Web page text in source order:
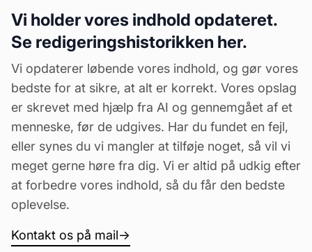
Vi holder vores indhold opdateret.
Se redigeringshistorikken her.
Vi opdaterer løbende vores indhold, og gør vores
bedste for at sikre, at alt er korrekt. Vores opslag
er skrevet med hjælp fra AI og gennemgået af et
menneske, før de udgives. Har du fundet en fejl,
eller synes du vi mangler at tilføje noget, så vil vi
meget gerne høre fra dig. Vi er altid på udkig efter
at forbedre vores indhold, så du får den bedste
oplevelse.
Kontakt os på mail→